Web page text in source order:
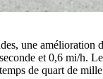
une
et 0,6 mi/h.
de quart de